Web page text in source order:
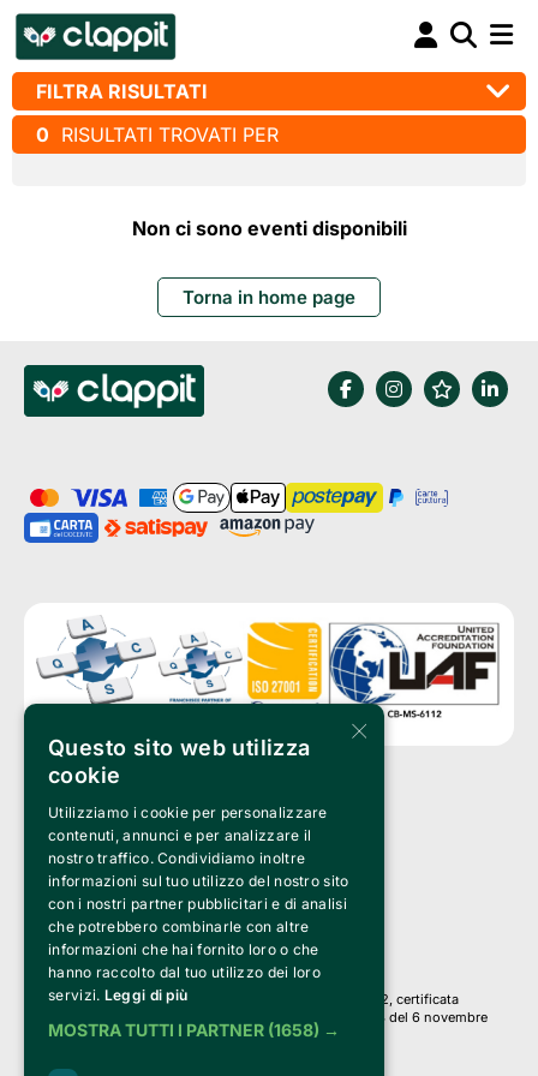
FILTRA RISULTATI
0 RISULTATI TROVATI PER
Non ci sono eventi disponibili
Torna in home page
Clappit è un marchio di proprietà di:
Bemils Srl
a Socio Unico
Via Fosse Ardeatine, 4 -20092 Cinisello Balsamo (MI)
PI 05589050961
Iscr. C.C.I.A.A. Milano R.E.A. 1833471
© 2010-2025 Bemils Srl - Tutti i diritti riservati
Credits:
Clappit è basato sulla piattaforma di biglietteria Belive 6.2, certificata
dall’Agenzia delle Entrate con protocollo n. 2025/445474 del 6 novembre
2025.
Su Clappit i tuoi acquisti ed i tuoi dati
×
Questo sito web utilizza
cookie
Utilizziamo i cookie per personalizzare
contenuti, annunci e per analizzare il
nostro traffico. Condividiamo inoltre
informazioni sul tuo utilizzo del nostro sito
con i nostri partner pubblicitari e di analisi
che potrebbero combinarle con altre
informazioni che hai fornito loro o che
hanno raccolto dal tuo utilizzo dei loro
servizi. Leggi di più
MOSTRA TUTTI I PARTNER (1658) →